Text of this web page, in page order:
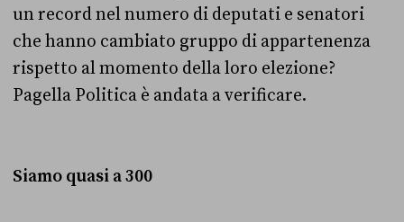
un record nel numero di deputati e senatori
che hanno cambiato gruppo di appartenenza
rispetto al momento della loro elezione?
Pagella Politica è andata a verificare.
Siamo quasi a 300